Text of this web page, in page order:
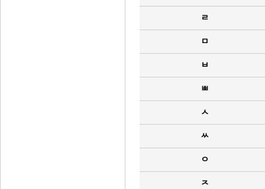
ㄹ
ㅁ
ㅂ
ㅃ
ㅅ
ㅆ
ㅇ
ㅈ